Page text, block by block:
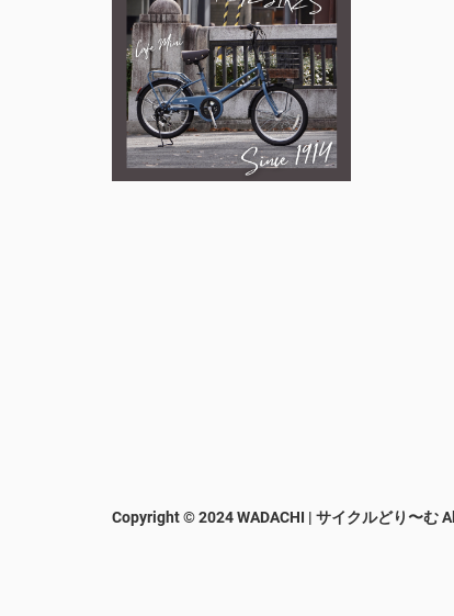
Copyright © 2024 WADACHI | サイクルどり〜む